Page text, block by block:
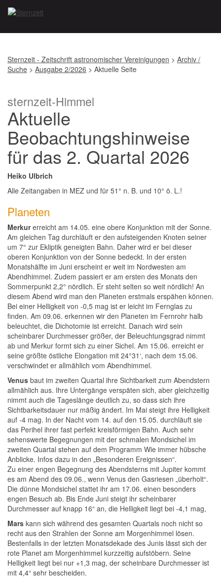
Sternzeit - Zeitschrift astronomischer Vereinigungen > Archiv /
Suche > Ausgabe 2/2026 > Aktuelle Seite
sternzeit-Himmel
Aktuelle
Beobachtungshinweise
für das 2. Quartal 2026
Heiko Ulbrich
Alle Zeitangaben in MEZ und für 51° n. B. und 10° ö. L.!
Planeten
Merkurerreicht am 14.05. eine obere Konjunktion mit der Sonne.
Am gleichen Tag durchläuft er den aufsteigenden Knoten seiner
um 7° zur Ekliptik geneigten Bahn. Daher wird er bei dieser
oberen Konjunktion von der Sonne bedeckt. In der ersten
Monatshälfte im Juni erscheint er weit im Nordwesten am
Abendhimmel. Zudem passiert er am ersten des Monats den
Sommerpunkt 2,2° nördlich. Er steht selten so weit nördlich! An
diesem Abend wird man den Planeten erstmals erspähen können.
Bei einer Helligkeit von -0,5 mag ist er leicht im Fernglas zu
finden. Am 09.06. erkennen wir den Planeten im Fernrohr halb
beleuchtet, die Dichotomie ist erreicht. Danach wird sein
scheinbarer Durchmesser größer, der Beleuchtungsgrad nimmt
ab und Merkur formt sich zu einer Sichel. Am 15.06. erreicht er
seine größte östliche Elongation mit 24°31‘, nach dem 15.06.
verschwindet er allmählich vom Abendhimmel.
Venus baut im zweiten Quartal ihre Sichtbarkeit zum Abendstern
allmählich aus. Ihre Untergänge verspäten sich, aber gleichzeitig
nimmt auch die Tageslänge deutlich zu, so dass sich ihre
Sichtbarkeitsdauer nur mäßig ändert. Im Mai steigt ihre Helligkeit
auf -4 mag. In der Nacht vom 14. auf den 15.05. durchläuft sie
das Perihel ihrer fast perfekt kreisförmigen Bahn. Auch sehr
sehenswerte Begegnungen mit der schmalen Mondsichel im
zweiten Quartal stehen auf dem Programm Wie immer hübsche
Anblicke. Infos dazu in den „Besonderen Ereignissen“.
Zu einer engen Begegnung des Abendsterns mit Jupiter kommt
es am Abend des 09.06., wenn Venus den Gasriesen „überholt“.
Die dünne Mondsichel stattet ihr am 17.06. einen besonders
engen Besuch ab. Bis Ende Juni steigt ihr scheinbarer
Durchmesser auf knapp 16“ an, die Helligkeit liegt bei -4,1 mag,
Mars kann sich während des gesamten Quartals noch nicht so
recht aus den Strahlen der Sonne am Morgenhimmel lösen.
Bestenfalls in der letzten Monatsdekade des Junis lässt sich der
rote Planet am Morgenhimmel kurzzeitig aufstöbern. Seine
Helligkeit liegt bei nur +1,3 mag, der scheinbare Durchmesser ist
mit 4,4“ sehr bescheiden.